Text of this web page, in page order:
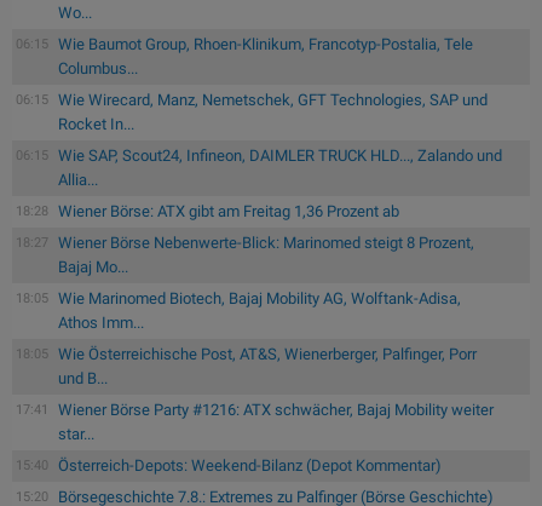
Wo...
06:15
Wie Baumot Group, Rhoen-Klinikum, Francotyp-Postalia, Tele
Columbus...
06:15
Wie Wirecard, Manz, Nemetschek, GFT Technologies, SAP und
Rocket In...
06:15
Wie SAP, Scout24, Infineon, DAIMLER TRUCK HLD..., Zalando und
Allia...
18:28 Wiener Börse: ATX gibt am Freitag 1,36 Prozent ab
18:27
Wiener Börse Nebenwerte-Blick: Marinomed steigt 8 Prozent,
Bajaj Mo...
18:05
Wie Marinomed Biotech, Bajaj Mobility AG, Wolftank-Adisa,
Athos Imm...
18:05
Wie Österreichische Post, AT&S, Wienerberger, Palfinger, Porr
und B...
17:41
Wiener Börse Party #1216: ATX schwächer, Bajaj Mobility weiter
star...
15:40 Österreich-Depots: Weekend-Bilanz (Depot Kommentar)
15:20 Börsegeschichte 7.8.: Extremes zu Palfinger (Börse Geschichte)